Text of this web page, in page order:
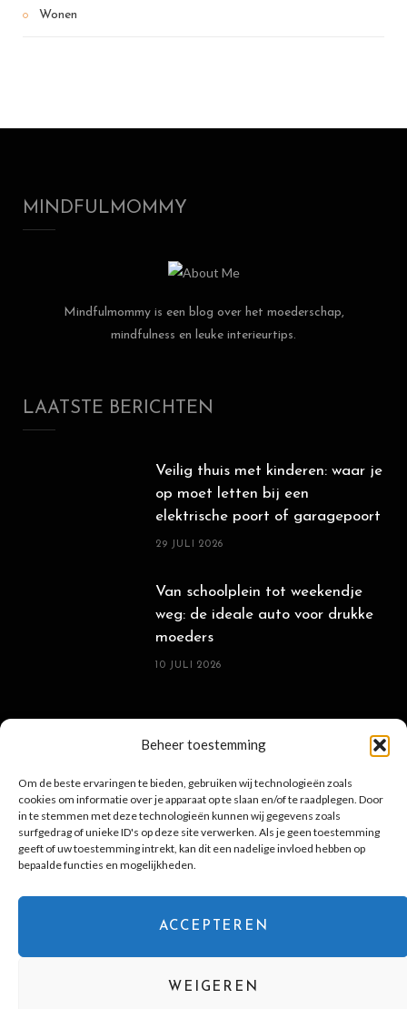
Beheer toestemming
Om de beste ervaringen te bieden, gebruiken wij technologieën zoals
cookies om informatie over je apparaat op te slaan en/of te raadplegen. Door
in te stemmen met deze technologieën kunnen wij gegevens zoals
surfgedrag of unieke ID's op deze site verwerken. Als je geen toestemming
geeft of uw toestemming intrekt, kan dit een nadelige invloed hebben op
bepaalde functies en mogelijkheden.
ACCEPTEREN
WEIGEREN
Wonen
MINDFULMOMMY
Mindfulmommy is een blog over het moederschap,
mindfulness en leuke interieurtips.
LAATSTE BERICHTEN
Veilig thuis met kinderen: waar je
op moet letten bij een
elektrische poort of garagepoort
29 JULI 2026
Van schoolplein tot weekendje
weg: de ideale auto voor drukke
moeders
10 JULI 2026
POPULAIRE BERICHTEN
Sterrenbeeld: uitgebreide
eigenschappen-horoscoop
16 MAART 2022
Even tijd voor jezelf? Schenk een
glas rosé wijn en adem uit
28 MEI 2025